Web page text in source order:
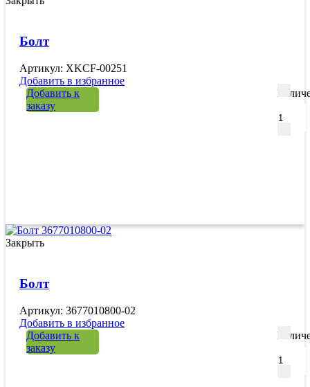
Болт
Артикул: XKCF-00251
Добавить в избранное
Добавить к
заказу
Закрыть
Болт
Артикул: 3677010800-02
Добавить в избранное
Добавить к
заказу